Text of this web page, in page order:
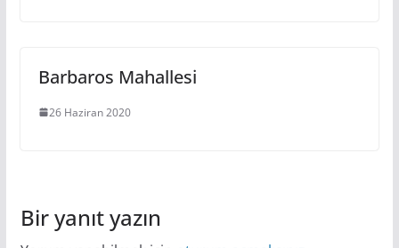
Barbaros Mahallesi
26 Haziran 2020
Bir yanıt yazın